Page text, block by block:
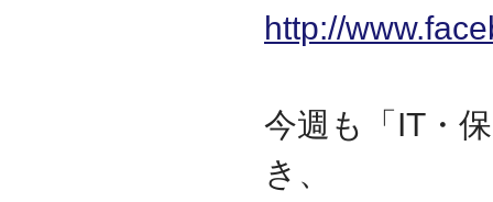
http://
今週も「IT・
き、